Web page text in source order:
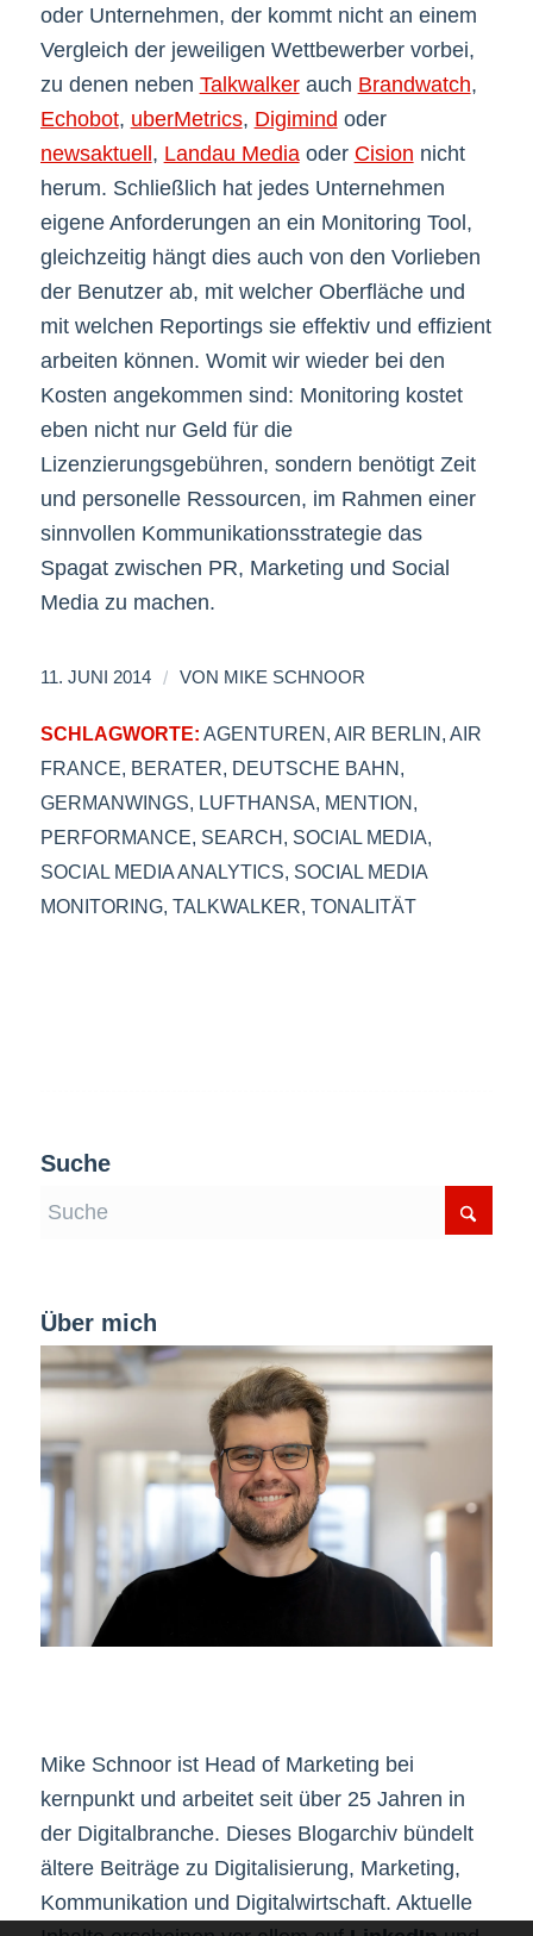
oder Unternehmen, der kommt nicht an einem
Vergleich der jeweiligen Wettbewerber vorbei,
zu denen neben Talkwalkerauch Brandwatch,
Echobot, uberMetrics, Digimind oder
newsaktuell , Landau Mediaoder Cision nicht
herum. Schließlich hat jedes Unternehmen
eigene Anforderungen an ein Monitoring Tool,
gleichzeitig hängt dies auch von den Vorlieben
der Benutzer ab, mit welcher Oberfläche und
mit welchen Reportings sie effektiv und effizient
arbeiten können. Womit wir wieder bei den
Kosten angekommen sind: Monitoring kostet
eben nicht nur Geld für die
Lizenzierungsgebühren, sondern benötigt Zeit
und personelle Ressourcen, im Rahmen einer
sinnvollen Kommunikationsstrategie das
Spagat zwischen PR, Marketing und Social
Media zu machen.
11. JUNI 2014 / VON MIKE SCHNOOR
SCHLAGWORTE: AGENTUREN AIR BERLIN AIR
FRANCE BERATER DEUTSCHE BAHN
GERMANWINGS LUFTHANSA MENTION
PERFORMANCE SEARCH SOCIAL MEDIA
SOCIAL MEDIA ANALYTICS SOCIAL MEDIA
MONITORING, TALKWALKER TONALITÄT
Suche
Über mich
Mike Schnoor ist Head of Marketing bei
kernpunkt und arbeitet seit über 25 Jahren in
der Digitalbranche. Dieses Blogarchiv bündelt
ältere Beiträge zu Digitalisierung, Marketing,
Kommunikation und Digitalwirtschaft. Aktuelle